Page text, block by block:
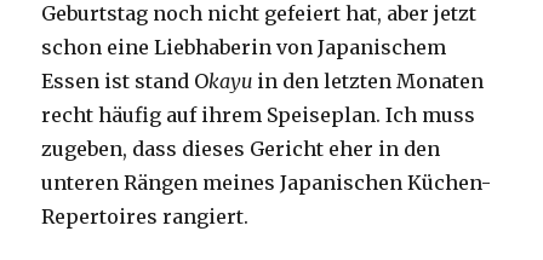
Geburtstag noch nicht gefeiert hat, aber jetzt
schon eine Liebhaberin von Japanischem
Essen ist stand Okayu in den letzten Monaten
recht häufig auf ihrem Speiseplan. Ich muss
zugeben, dass dieses Gericht eher in den
unteren Rängen meines Japanischen Küchen-
Repertoires rangiert.